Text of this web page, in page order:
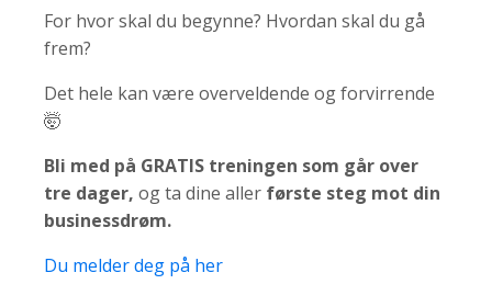
For hvor skal du begynne? Hvordan skal du gå
frem?
Det hele kan være overveldende og forvirrende
🤯
Bli med på GRATIS treningen som går over
tre dager, og ta dine aller første steg mot din
businessdrøm.
Du melder deg på her